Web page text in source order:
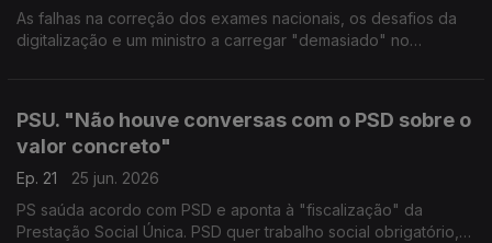
As falhas na correção dos exames nacionais, os desafios da
digitalização e um ministro a carregar "demasiado" no
PSU. "Não houve conversas com o PSD sobre o
valor concreto"
Ep. 21
25 jun. 2026
PS saúda acordo com PSD e aponta à "fiscalização" da
Prestação Social Única. PSD quer trabalho social obrigatório,